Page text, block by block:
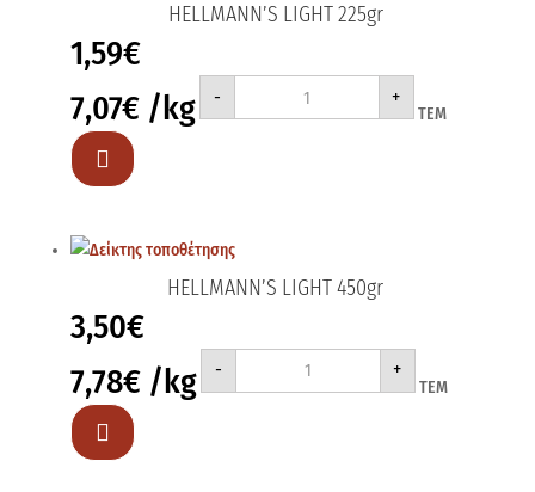
HELLMANN’S LIGHT 225gr
1,59€
7,07€ /kg -
HELLMANN'S
225gr
+
ΤΕΜ

HELLMANN’S LIGHT 450gr
3,50€
7,78€ /kg -
HELLMANN'S
450gr
+
ΤΕΜ
